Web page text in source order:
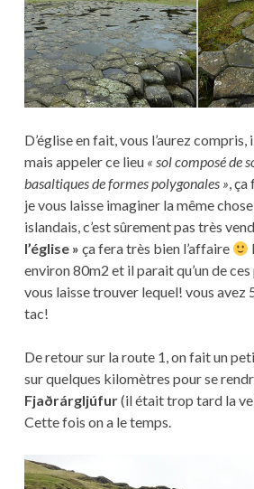
D’église en fait, vous l’aurez compris,
mais appeler ce lieu« sol composé de
basaltiques de formes polygonales »,
je vous laisse imaginer la même
islandais, c’est sûrement pas très
l’église » ça fera très bien l’affaire
environ 80m2 et il parait qu’un de
vous laisse trouver lequel! vous avez
tac!
De retour sur la route 1, on fait un
sur quelques kilomètres pour se
Fjaðrárgljúfur(il était trop tard la
Cette fois on a le temps.